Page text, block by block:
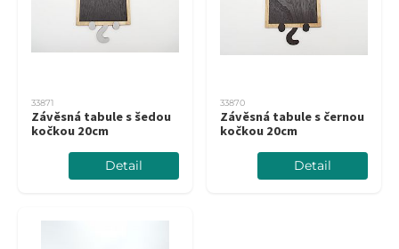
33871
Závěsná tabule s šedou
kočkou 20cm
Detail
33870
Závěsná tabule s černou
kočkou 20cm
Detail